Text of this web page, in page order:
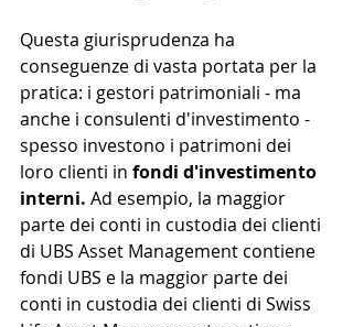
Questa giurisprudenza ha
conseguenze di vasta portata per la
pratica: i gestori patrimoniali - ma
anche i consulenti d'investimento -
spesso investono i patrimoni dei
loro clienti in fondi d'investimento
interni. Ad esempio, la maggior
parte dei conti in custodia dei clienti
di UBS Asset Management contiene
fondi UBS e la maggior parte dei
conti in custodia dei clienti di Swiss